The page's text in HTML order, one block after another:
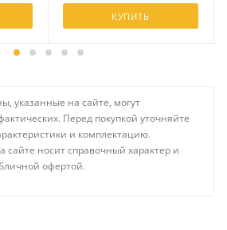
КУПИТЬ
указанные на сайте, могут
Перед покупкой уточняйте
и комплектацию.
носит справочный характер и
офертой.